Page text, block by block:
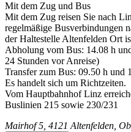
Mit dem Zug und Bus
Mit dem Zug reisen Sie nach
regelmäßige Busverbindungen
der Haltestelle Altenfelden Ort
Abholung vom Bus: 14.08 h
24 Stunden vor Anreise)
Transfer zum Bus: 09.50 h und
Es handelt sich um Richtzeiten.
Vom Hauptbahnhof Linz
Buslinien 215 sowie 230/231
Mairhof 5, 4121 Altenfelden,